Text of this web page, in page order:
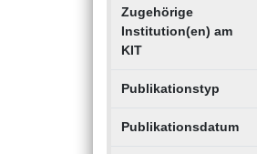
Zugehörige
Institution(en) am
KIT
Publikationstyp
Publikationsdatum